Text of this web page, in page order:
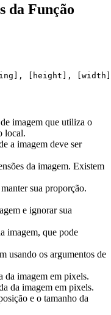
da Função
imagem que utiliza o
local.
a imagem deve ser
da imagem. Existem
sua proporção.
e ignorar sua
imagem, que pode
usando os argumentos de
imagem em pixels.
da imagem em pixels.
e o tamanho da